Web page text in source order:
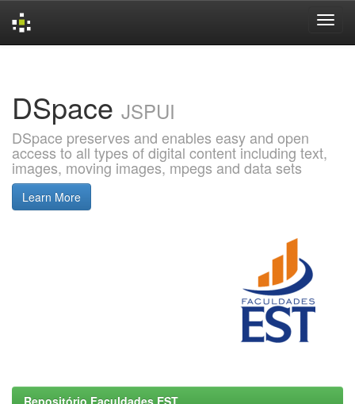
DSpace JSPUI
DSpace preserves and enables easy and open
access to all types of digital content including text,
images, moving images, mpegs and data sets
Learn More
Repositório Faculdades EST